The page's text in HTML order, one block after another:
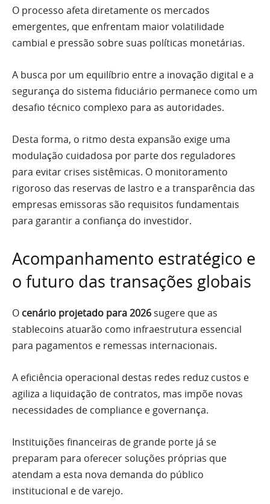
O processo afeta diretamente os mercados
emergentes, que enfrentam maior volatilidade
cambial e pressão sobre suas políticas monetárias.
A busca por um equilíbrio entre a inovação digital e a
segurança do sistema fiduciário permanece como um
desafio técnico complexo para as autoridades.
Desta forma, o ritmo desta expansão exige uma
modulação cuidadosa por parte dos reguladores
para evitar crises sistêmicas. O monitoramento
rigoroso das reservas de lastro e a transparência das
empresas emissoras são requisitos fundamentais
para garantir a confiança do investidor.
Acompanhamento estratégico e
o futuro das transações globais
O cenário projetado para 2026 sugere que as
stablecoins atuarão como infraestrutura essencial
para pagamentos e remessas internacionais.
A eficiência operacional destas redes reduz custos e
agiliza a liquidação de contratos, mas impõe novas
necessidades de compliance e governança.
Instituições financeiras de grande porte já se
preparam para oferecer soluções próprias que
atendam a esta nova demanda do público
institucional e de varejo.